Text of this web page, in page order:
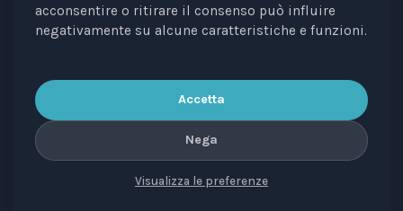
acconsentire o ritirare il consenso può influire
negativamente su alcune caratteristiche e funzioni.
Accetta
Nega
Visualizza le preferenze
The journalDiritti degli Animali. Profili Etici, Scientifici e
Giuridiciis a periodical registered with the Court of
Elisa Scarpino.
PRIVACY COOKIE